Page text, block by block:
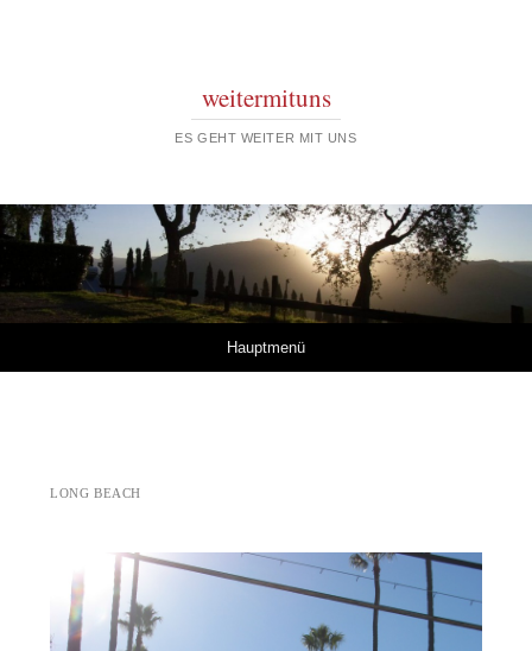
weitermituns
ES GEHT WEITER MIT UNS
Hauptmenü
LONG BEACH